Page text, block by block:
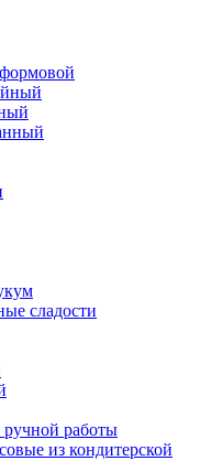
сладости
работы
из кондитерской